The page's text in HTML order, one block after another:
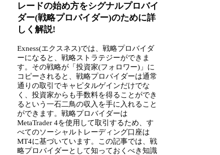
レードの始め方をシグナルプロバイ
ダー(戦略プロバイダー)のために詳
しく解説!
Exness(エクスネス)では、戦略プロバイダ
ーになると、戦略ストラテジーができま
す。その戦略が「投資家(フォロワー)」に
コピーされると、戦略プロバイダーは通常
通りの取引でキャピタルゲインだけでな
く、投資家からも手数料を得ることができ
るという一石二鳥の収入を手に入れること
ができます。戦略プロバイダーは
MetaTrader 4を使用して取引するため、す
べてのソーシャルトレーディング口座は
MT4に基づいています。この記事では、戦
略プロバイダーとして知っておくべき知識